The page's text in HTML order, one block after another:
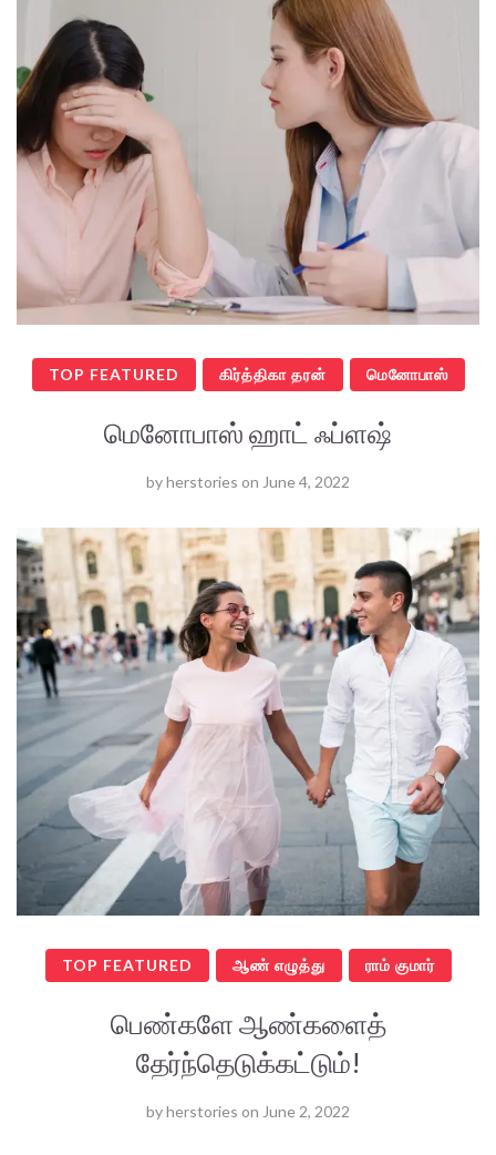
TOP FEATURED கிர்த்திகா தரன் மெனோபாஸ்
மெனோபாஸ் ஹாட் ஃப்ளஷ்
byherstories on June 4, 2022
TOP FEATURED ஆண் எழுத்து ராம் குமார்
பெண்களே ஆண்களைத்
தேர்ந்தெடுக்கட்டும்!
byherstories on June 2, 2022